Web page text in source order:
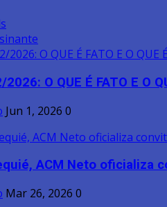
2026: O QUE É FATO E O
Jun 1, 2026 0
ACM Neto oficializa
Mar 26, 2026 0